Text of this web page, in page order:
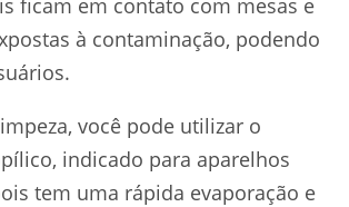
ficam em contato com mesas e
à contaminação, podendo
você pode utilizar o
indicado para aparelhos
tem uma rápida evaporação e